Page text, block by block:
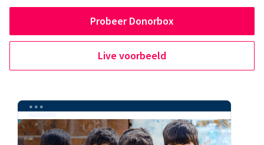
Probeer Donorbox
Live voorbeeld